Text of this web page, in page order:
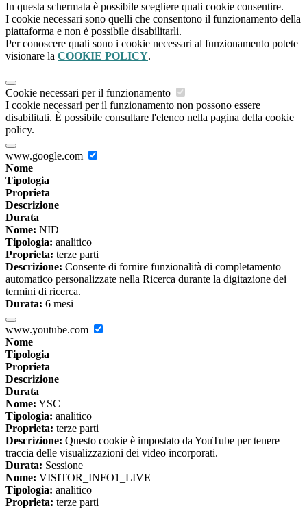
In questa schermata è possibile scegliere quali cookie consentire.
I cookie necessari sono quelli che consentono il funzionamento della
piattaforma e non è possibile disabilitarli.
Per conoscere quali sono i cookie necessari al funzionamento potete
visionare la COOKIE POLICY.
Cookie necessari per il funzionamento
I cookie necessari per il funzionamento non possono essere
disabilitati. È possibile consultare l'elenco nella pagina della cookie
policy.
www.google.com
Nome
Tipologia
Proprieta
Descrizione
Durata
Nome: NID
Tipologia: analitico
Proprieta: terze parti
Descrizione: Consente di fornire funzionalità di completamento
automatico personalizzate nella Ricerca durante la digitazione dei
termini di ricerca.
Durata: 6 mesi
www.youtube.com
Nome
Tipologia
Proprieta
Descrizione
Durata
Nome: YSC
Tipologia: analitico
Proprieta: terze parti
Descrizione: Questo cookie è impostato da YouTube per tenere
traccia delle visualizzazioni dei video incorporati.
Durata: Sessione
Nome: VISITOR_INFO1_LIVE
Tipologia: analitico
Proprieta: terze parti